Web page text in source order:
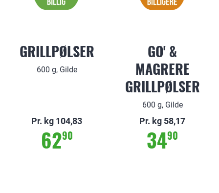
GRILLPØLSER
600 g, Gilde
Pr. kg 104,83
6290
GO' &
MAGRERE
GRILLPØLSER
600 g, Gilde
Pr. kg 58,17
3490